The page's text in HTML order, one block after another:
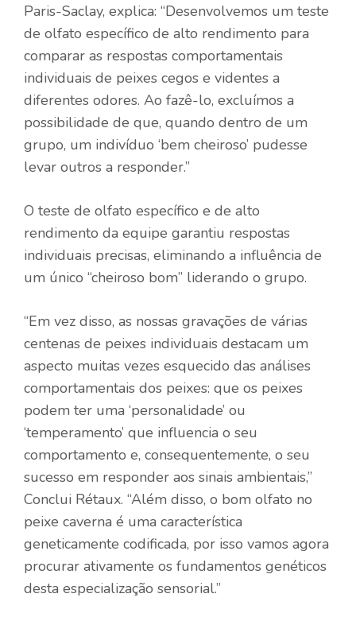
Paris-Saclay, explica: “Desenvolvemos um teste
de olfato específico de alto rendimento para
comparar as respostas comportamentais
individuais de peixes cegos e videntes a
diferentes odores. Ao fazê-lo, excluímos a
possibilidade de que, quando dentro de um
grupo, um indivíduo ‘bem cheiroso’ pudesse
levar outros a responder.”
O teste de olfato específico e de alto
rendimento da equipe garantiu respostas
individuais precisas, eliminando a influência de
um único “cheiroso bom” liderando o grupo.
“Em vez disso, as nossas gravações de várias
centenas de peixes individuais destacam um
aspecto muitas vezes esquecido das análises
comportamentais dos peixes: que os peixes
podem ter uma ‘personalidade’ ou
‘temperamento’ que influencia o seu
comportamento e, consequentemente, o seu
sucesso em responder aos sinais ambientais,”
Conclui Rétaux. “Além disso, o bom olfato no
peixe caverna é uma característica
geneticamente codificada, por isso vamos agora
procurar ativamente os fundamentos genéticos
desta especialização sensorial.”